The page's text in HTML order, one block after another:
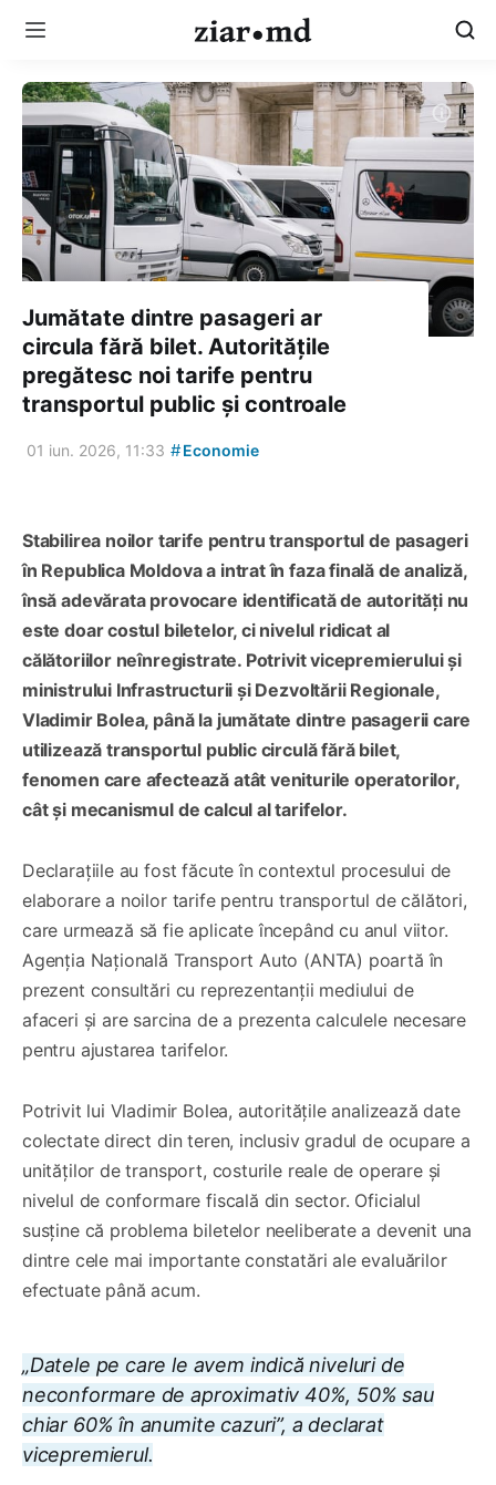
Jumătate dintre pasageri ar
circula fără bilet. Autoritățile
pregătesc noi tarife pentru
transportul public și controale
01 iun. 2026, 11:33 #Economie
Stabilirea noilor tarife pentru transportul de pasageri
în Republica Moldova a intrat în faza finală de analiză,
însă adevărata provocare identificată de autorități nu
este doar costul biletelor, ci nivelul ridicat al
călătoriilor neînregistrate. Potrivit vicepremierului și
ministrului Infrastructurii și Dezvoltării Regionale,
Vladimir Bolea, până la jumătate dintre pasagerii care
utilizează transportul public circulă fără bilet,
fenomen care afectează atât veniturile operatorilor,
cât și mecanismul de calcul al tarifelor.
Declarațiile au fost făcute în contextul procesului de
elaborare a noilor tarife pentru transportul de călători,
care urmează să fie aplicate începând cu anul viitor.
Agenția Națională Transport Auto (ANTA) poartă în
prezent consultări cu reprezentanții mediului de
afaceri și are sarcina de a prezenta calculele necesare
pentru ajustarea tarifelor.
Potrivit lui Vladimir Bolea, autoritățile analizează date
colectate direct din teren, inclusiv gradul de ocupare a
unităților de transport, costurile reale de operare și
nivelul de conformare fiscală din sector. Oficialul
susține că problema biletelor neeliberate a devenit una
dintre cele mai importante constatări ale evaluărilor
efectuate până acum.
„Datele pe care le avem indică niveluri de
neconformare de aproximativ 40%, 50% sau
chiar 60% în anumite cazuri”, a declarat
vicepremierul.